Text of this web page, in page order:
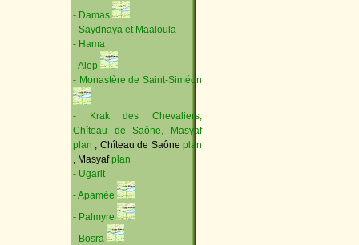
- Damas
- Saydnaya et Maaloula
- Hama
- Alep
- Monastère de Saint-Siméon
- Krak des Chevaliers,
Chîteau de Saône, Masyaf
plan , Chîteau de Saôneplan
, Masyafplan
- Ugarit
- Apamée
- Palmyre
- Bosra